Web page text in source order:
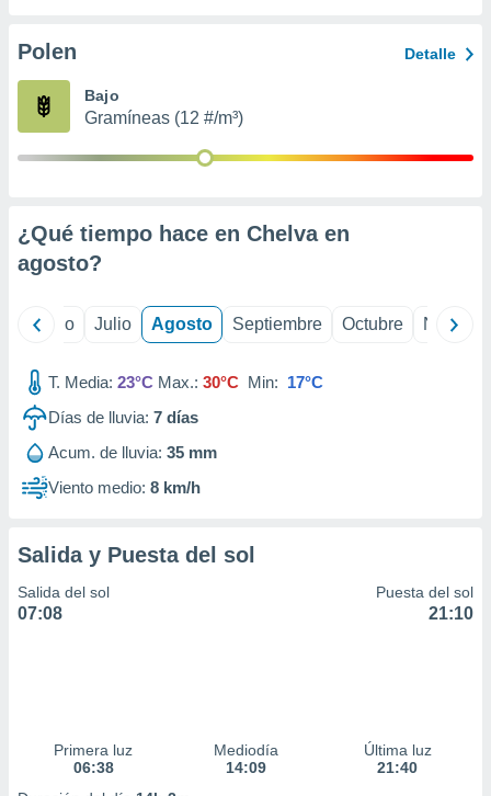
e
mediante
publicidad
publicidad
de
Polen Detalle
Bajo
Gramíneas (12 #/m³)
¿Qué tiempo hace en Chelva en
agosto?
Junio Julio Agosto Septiembre Octubre
T. Media: 23°C Max.: 30°C Min: 17°C
Días de lluvia: 7 días
Acum. de lluvia: 35 mm
Viento medio: 8 km/h
Salida y Puesta del sol
Salida del sol
07:08
Puesta del sol
21:10
Primera luz
06:38
Mediodía
14:09
Última luz
21:40